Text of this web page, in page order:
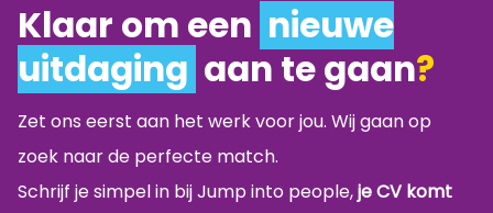
Klaar om een nieuwe
uitdaging aan te gaan?
Zet ons eerst aan het werk voor jou. Wij gaan op
zoek naar de perfecte match.
Schrijf je simpel in bij Jump into people,je CV komt